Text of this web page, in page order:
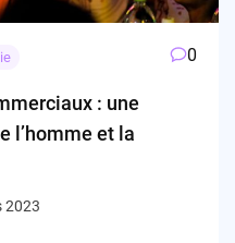
0
: une
l’homme et la
2023